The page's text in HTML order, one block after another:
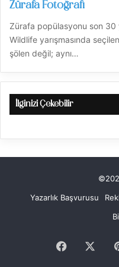
Zürafa Fotoğrafı
Zürafa popülasyonu son 30
Wildlife yarışmasında
şölen değil; aynı…
İlginizi Çekebilir
Yazarlık Başvurusu
Facebook